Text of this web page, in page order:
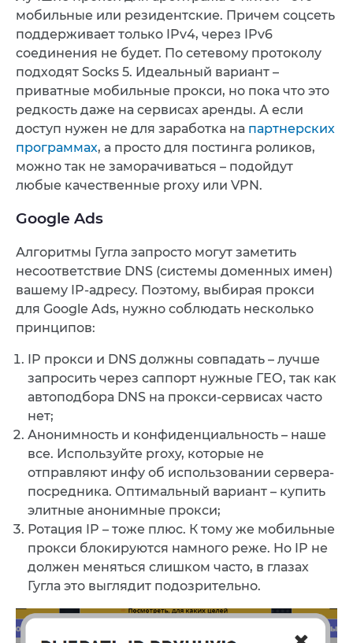
мобильные или резидентские. Причем соцсеть
поддерживает только IPv4, через IPv6
соединения не будет. По сетевому протоколу
подходят Socks 5. Идеальный вариант –
приватные мобильные прокси, но пока что это
редкость даже на сервисах аренды. А если
доступ нужен не для заработка на партнерских
программах, а просто для постинга роликов,
можно так не заморачиваться – подойдут
любые качественные proxy или VPN.
Google Ads
Алгоритмы Гугла запросто могут заметить
несоответствие DNS (системы доменных имен)
вашему IP-адресу. Поэтому, выбирая прокси
для Google Ads, нужно соблюдать несколько
принципов:
IP прокси и DNS должны совпадать – лучше
запросить через саппорт нужные ГЕО, так как
автоподбора DNS на прокси-сервисах часто
нет;
Анонимность и конфиденциальность – наше
все. Используйте proxy, которые не
отправляют инфу об использовании сервера-
посредника. Оптимальный вариант – купить
элитные анонимные прокси;
Ротация IP – тоже плюс. К тому же мобильные
прокси блокируются намного реже. Но IP не
должен меняться слишком часто, в глазах
Гугла это выглядит подозрительно.